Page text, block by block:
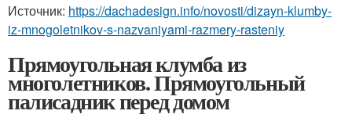
Источник: https://dachadesign.info/novosti/dizayn-klumby-
iz-mnogoletnikov-s-nazvaniyami-razmery-rasteniy
Прямоугольная клумба из
многолетников. Прямоугольный
палисадник перед домом